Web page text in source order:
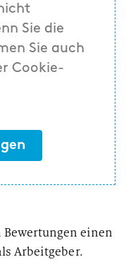
Sie die
Sie auch
Cookie-
einen
Arbeitgeber.